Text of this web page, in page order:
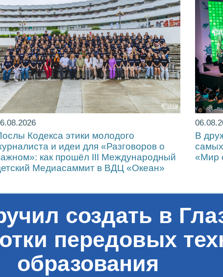
Кодекса этики молодого
и идеи для «Разговоров о
как прошёл ІІІ Международный
Медиасаммит в ВДЦ «Океан»
В
«Мир
создать в
передовых
образования